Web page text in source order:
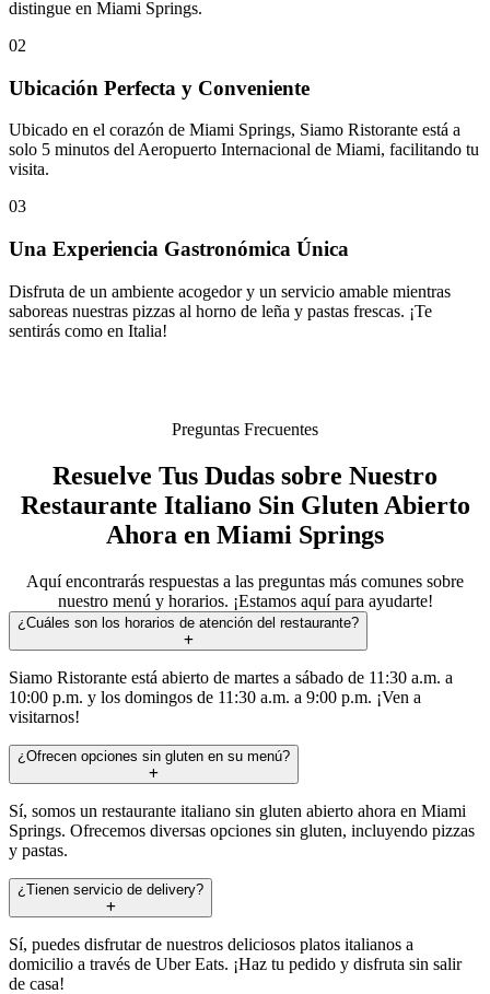
distingue en Miami Springs.
02
Ubicación Perfecta y Conveniente
Ubicado en el corazón de Miami Springs, Siamo Ristorante está a
solo 5 minutos del Aeropuerto Internacional de Miami, facilitando tu
visita.
03
Una Experiencia Gastronómica Única
Disfruta de un ambiente acogedor y un servicio amable mientras
saboreas nuestras pizzas al horno de leña y pastas frescas. ¡Te
sentirás como en Italia!
Preguntas Frecuentes
Resuelve Tus Dudas sobre Nuestro
Restaurante Italiano Sin Gluten Abierto
Ahora en Miami Springs
Aquí encontrarás respuestas a las preguntas más comunes sobre
nuestro menú y horarios. ¡Estamos aquí para ayudarte!
¿Cuáles son los horarios de atención del restaurante?
Siamo Ristorante está abierto de martes a sábado de 11:30 a.m. a
10:00 p.m. y los domingos de 11:30 a.m. a 9:00 p.m. ¡Ven a
visitarnos!
¿Ofrecen opciones sin gluten en su menú?
Sí, somos un restaurante italiano sin gluten abierto ahora en Miami
Springs. Ofrecemos diversas opciones sin gluten, incluyendo pizzas
y pastas.
¿Tienen servicio de delivery?
Sí, puedes disfrutar de nuestros deliciosos platos italianos a
domicilio a través de Uber Eats. ¡Haz tu pedido y disfruta sin salir
de casa!